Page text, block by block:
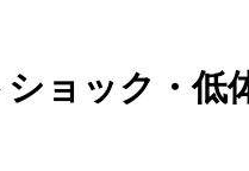
ョック・低